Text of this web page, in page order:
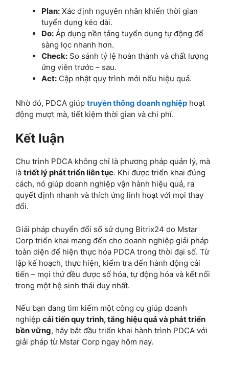
Plan: Xác định nguyên nhân khiến thời gian
tuyển dụng kéo dài.
Do: Áp dụng nền tảng tuyển dụng tự động để
sàng lọc nhanh hơn.
Check: So sánh tỷ lệ hoàn thành và chất lượng
ứng viên trước – sau.
Act: Cập nhật quy trình mới nếu hiệu quả.
Nhờ đó, PDCA giúp truyền thông doanh nghiệp hoạt
động mượt mà, tiết kiệm thời gian và chi phí.
Kết luận
Chu trình PDCA không chỉ là phương pháp quản lý, mà
là triết lý phát triển liên tục. Khi được triển khai đúng
cách, nó giúp doanh nghiệp vận hành hiệu quả, ra
quyết định nhanh và thích ứng linh hoạt với mọi thay
đổi.
Giải pháp chuyển đổi số sử dụng Bitrix24 do Mstar
Corp triển khai mang đến cho doanh nghiệp giải pháp
toàn diện để hiện thực hóa PDCA trong thời đại số. Từ
lập kế hoạch, thực hiện, kiểm tra đến hành động cải
tiến – mọi thứ đều được số hóa, tự động hóa và kết nối
trong một hệ sinh thái duy nhất.
Nếu bạn đang tìm kiếm một công cụ giúp doanh
nghiệp cải tiến quy trình, tăng hiệu quả và phát triển
bền vững, hãy bắt đầu triển khai hành trình PDCA với
giải pháp từ Mstar Corp ngay hôm nay.